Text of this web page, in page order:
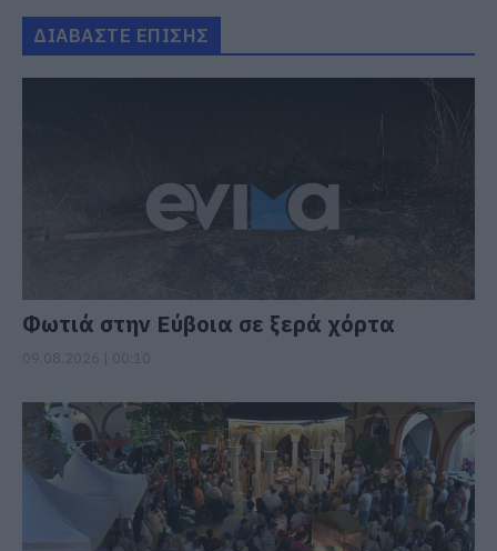
ΔΙΑΒΑΣΤΕ ΕΠΙΣΗΣ
Φωτιά στην Εύβοια σε ξερά χόρτα